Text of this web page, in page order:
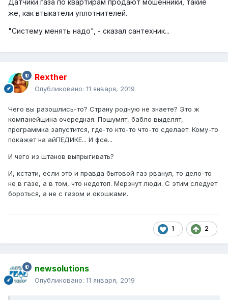
Датчики газа по квартирам продают мошенники, такие
же, как втыкатели уплотнителей.
"Систему менять надо", - сказал сантехник...
Rexther
Опубликовано: 11 января, 2019
Чего вы разошлись-то? Страну родную не знаете? Это ж
компанейщина очередная. Пошумят, бабло выделят,
программка запустится, где-то кто-то что-то сделает. Кому-то
покажет на айПЕДИКЕ... И фсе...
И чего из штанов выпрыгивать?
И, кстати, если это и правда бытовой газ рванул, то дело-то
не в газе, а в том, что недотоп. Мерзнут люди. С этим следует
бороться, а не с газом и окошками.
1 2
newsolutions
Опубликовано: 11 января, 2019